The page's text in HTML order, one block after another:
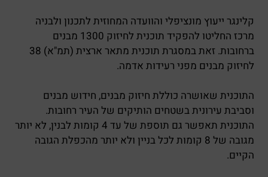
קלינגר ייעוץ מונציפלי והוועדה המחוזית לתכנון ולבניה
מרכז החליטו להפקיד תוכנית לחיזוק 1300 מבנים
ברחובות. זאת במסגרת תוכנית מתאר ארצית (תמ"א) 38
לחיזוק מבנים מפני רעידות אדמה.
התוכנית שאושרה כוללת חיזוק מבנים, חידוש מבנים
וסביבת עירונית בשטחים הותיקים של העיר רחובות.
התוכנית תאפשר גם תוספת של עד 4 קומות לבנין, לא יותר
מגובה של 8 קומות לכל בניין ולא יותר מהכפלת הגובה
הקיים.